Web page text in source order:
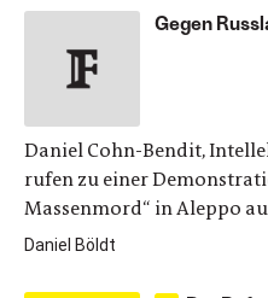
Gegen
Daniel Cohn-Bendit,
rufen zu einer
Massenmord“ in Aleppo
Daniel Böldt